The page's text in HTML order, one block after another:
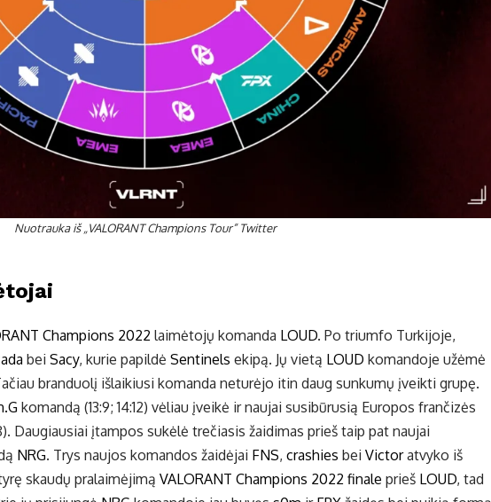
Nuotrauka iš „VALORANT Champions Tour” Twitter
Champions 2022 laimėtojų komanda LOUD. Po triumfo Turkijoje,
bei Sacy, kurie papildė Sentinels ekipą. Jų vietą LOUD komandoje užėmė
branduolį išlaikiusi komanda neturėjo itin daug sunkumų įveikti grupę.
komandą (13:9; 14:12) vėliau įveikė ir naujai susibūrusią Europos frančizės
Daugiausiai įtampos sukėlė trečiasis žaidimas prieš taip pat naujai
NRG. Trys naujos komandos žaidėjai FNS, crashies bei Victoratvyko iš
skaudų pralaimėjimą VALORANT Champions 2022 finale prieš LOUD, tad